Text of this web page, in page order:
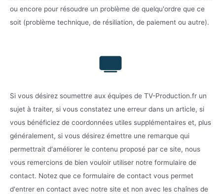
ou encore pour résoudre un problème de quelqu'ordre que ce
soit (problème technique, de résiliation, de paiement ou autre).
Si vous désirez soumettre aux équipes de TV-Production.fr un
sujet à traiter, si vous constatez une erreur dans un article, si
vous bénéficiez de coordonnées utiles supplémentaires et, plus
généralement, si vous désirez émettre une remarque qui
permettrait d'améliorer le contenu proposé par ce site, nous
vous remercions de bien vouloir utiliser notre formulaire de
contact. Notez que ce formulaire de contact vous permet
d'entrer en contact avec notre site et non avec les chaînes de